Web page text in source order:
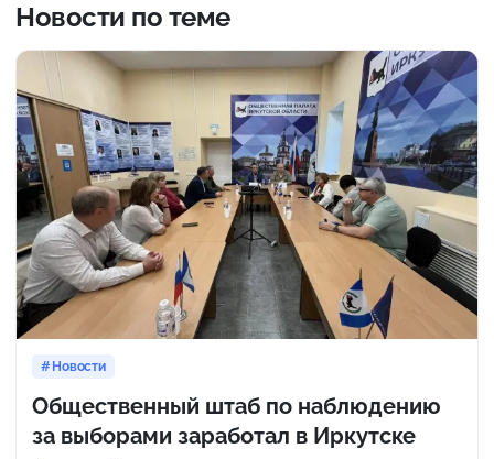
Новости по теме
Новости
Общественный штаб по наблюдению
за выборами заработал в Иркутске